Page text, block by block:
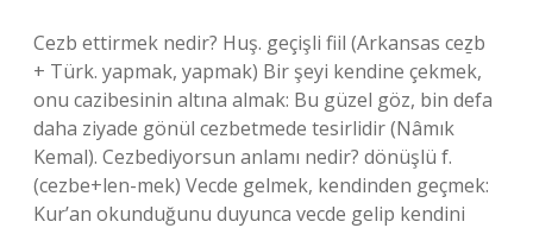
Cezb ettirmek nedir? Huş. geçişli fiil (Arkansas ceẕb
+ Türk. yapmak, yapmak) Bir şeyi kendine çekmek,
onu cazibesinin altına almak: Bu güzel göz, bin defa
daha ziyade gönül cezbetmede tesirlidir (Nâmık
Kemal). Cezbediyorsun anlamı nedir? dönüşlü f.
(cezbe+len-mek) Vecde gelmek, kendinden geçmek:
Kur’an okunduğunu duyunca vecde gelip kendini